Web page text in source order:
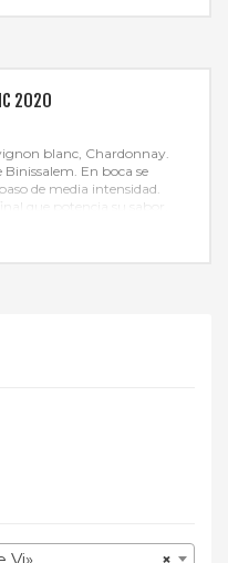
2020
blanc, Chardonnay.
En boca se
de media intensidad.
que potencia su sabor.